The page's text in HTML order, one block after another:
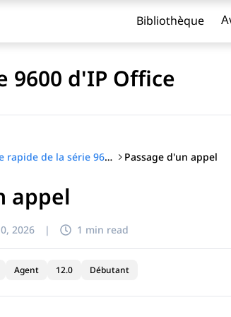
Bibliothèque
9600 d'IP Office
Guide de référence rapide de la série 9600 d'IP Office Passage d'un appel
appel
2026 | 1 min read
Agent 12.0 Débutant